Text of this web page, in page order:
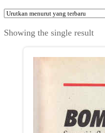
Showing the single result